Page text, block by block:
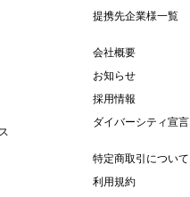
提携先企業様一覧
会社概要
お知らせ
採用情報
ダイバーシティ宣言
特定商取引について
利用規約